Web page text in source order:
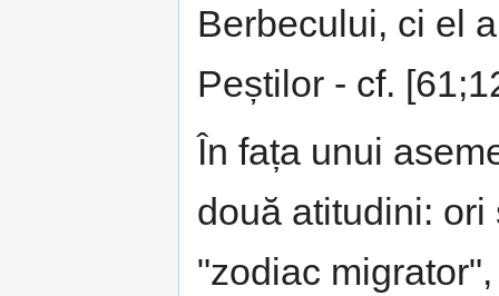
Berbecului, ci el
Peștilor - cf.
În fața unui
două atitudini:
"zodiac